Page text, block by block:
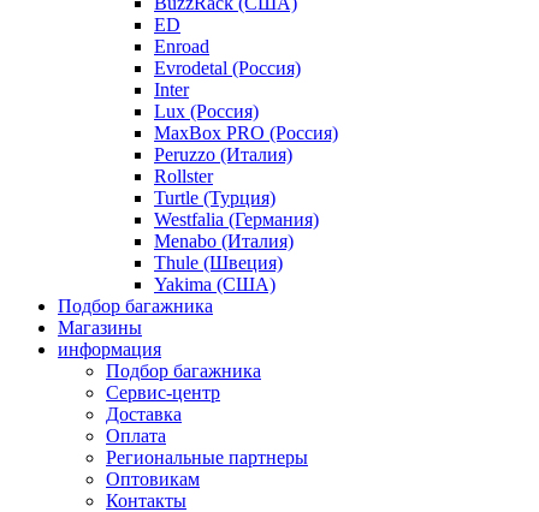
ED
Enroad
Evrodetal (Россия)
Inter
Lux (Россия)
MaxBox PRO (Россия)
Peruzzo (Италия)
Rollster
Turtle (Турция)
Westfalia (Германия)
Menabo (Италия)
Thule (Швеция)
Yakima (США)
Подбор багажника
Магазины
информация
Подбор багажника
Сервис-центр
Доставка
Оплата
Региональные партнеры
Оптовикам
Контакты